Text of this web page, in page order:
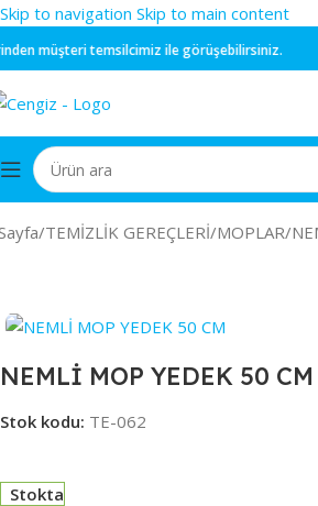
Skip to navigation Skip to main content
müşteri temsilcimiz ile görüşebilirsiniz.
/TEMİZLİK GEREÇLERİ/MOPLAR/
NEMLİ MOP YEDEK 50 CM
Stok kodu: TE-062
Stokta